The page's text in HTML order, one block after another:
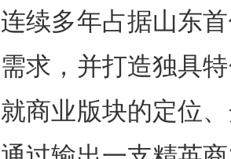
连续多年占据山东
需求，并打造独具
就商业版块的定位